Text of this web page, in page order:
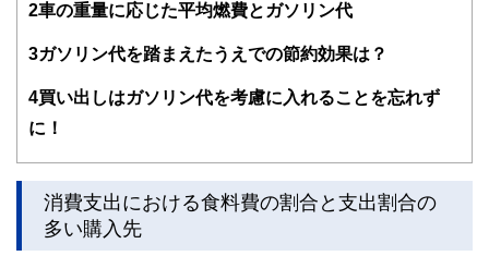
関わることで、読者目線のコンテンツを追求しています。
FinancialFieldの特徴は、ファイナンシャルプランナー、弁
ドバイザー、DCプランナー、公認会計士、社会保険労務
士、行政書士、投資アナリスト、キャリアコンサルタントな
をわかりやすく発信している点です。
このように編集経験豊富なメンバーと金融や経済に精通した
執筆者・監修者による執筆体制を築くことで、内容のわかり
やすさはもちろんのこと、読み応えのあるコンテンツと確か
2車の重量に応じた平均燃費とガソリン代
3ガソリン代を踏まえたうえでの節約効果は？
4買い出しはガソリン代を考慮に入れることを忘れず
に！
消費支出における食料費の割合と支出割合の
多い購入先